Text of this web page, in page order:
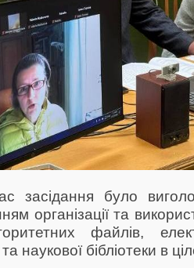
було
організації та
файлів,
наукової бібліотеки в